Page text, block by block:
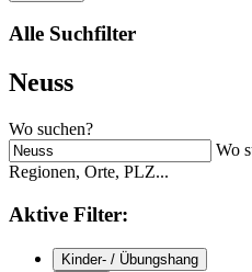
Alle Suchfilter
Neuss
Wo suchen?
Wo
Regionen, Orte, PLZ...
Aktive Filter:
Kinder- / Übungshang